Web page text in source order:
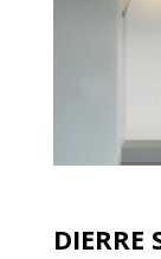
DIERRE